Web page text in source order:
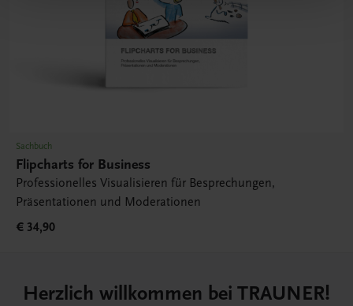
Sachbuch
Flipcharts for Business
Professionelles Visualisieren für Besprechungen,
Präsentationen und Moderationen
€ 34,90
Herzlich willkommen bei TRAUNER!